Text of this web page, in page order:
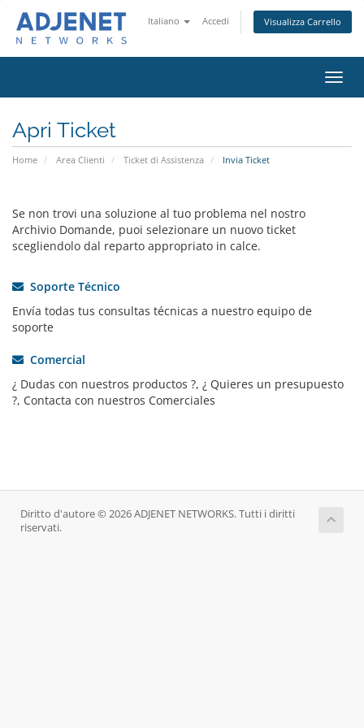
Italiano Accedi Visualizza Carrello
Attiva
Apri Ticket
Home Area Clienti Ticket di Assistenza Invia Ticket
Se non trovi una soluzione al tuo problema nel nostro
Archivio Domande, puoi selezionare un nuovo ticket
scegliendolo dal reparto appropriato in calce.
Soporte Técnico
Envía todas tus consultas técnicas a nuestro equipo de
soporte
Comercial
¿ Dudas con nuestros productos ?, ¿ Quieres un presupuesto
?, Contacta con nuestros Comerciales
Diritto d'autore © 2026 ADJENET NETWORKS. Tutti i diritti
riservati.